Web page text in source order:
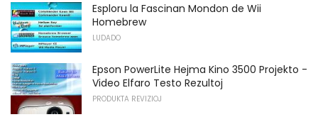
Esploru la Fascinan Mondon de Wii
Homebrew
LUDADO
Epson PowerLite Hejma Kino 3500 Projekto -
Video Elfaro Testo Rezultoj
PRODUKTA REVIZIOJ